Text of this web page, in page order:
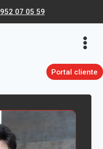
952 07 05 59
Portal cliente